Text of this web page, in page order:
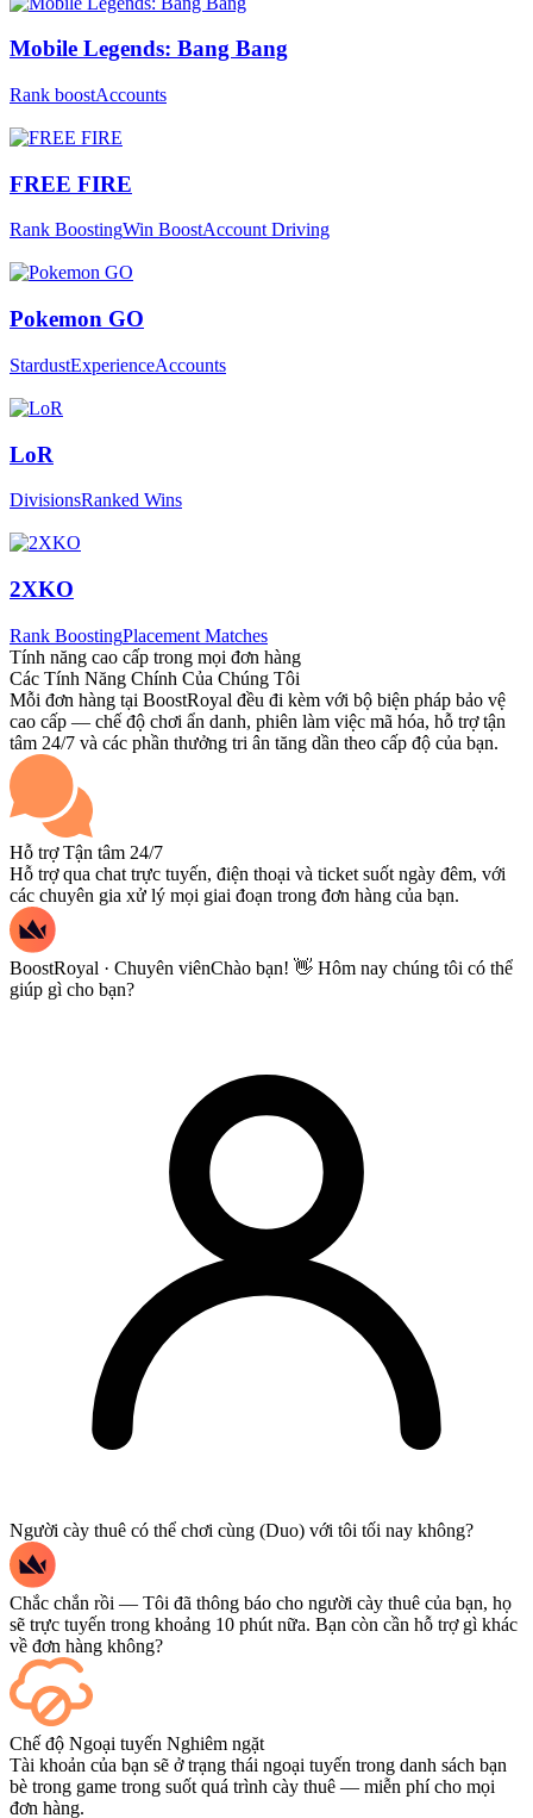
Mobile Legends: Bang Bang
Rank boostAccounts
FREE FIRE
Rank BoostingWin BoostAccount Driving
Pokemon GO
StardustExperienceAccounts
LoR
DivisionsRanked Wins
2XKO
Rank BoostingPlacement Matches
Tính năng cao cấp trong mọi đơn hàng
Các Tính Năng Chính Của Chúng Tôi
Mỗi đơn hàng tại BoostRoyal đều đi kèm với bộ biện pháp bảo vệ
cao cấp — chế độ chơi ẩn danh, phiên làm việc mã hóa, hỗ trợ tận
tâm 24/7 và các phần thưởng tri ân tăng dần theo cấp độ của bạn.
Hỗ trợ Tận tâm 24/7
Hỗ trợ qua chat trực tuyến, điện thoại và ticket suốt ngày đêm, với
các chuyên gia xử lý mọi giai đoạn trong đơn hàng của bạn.
BoostRoyal · Chuyên viênChào bạn! 👋 Hôm nay chúng tôi có thể
giúp gì cho bạn?
Người cày thuê có thể chơi cùng (Duo) với tôi tối nay không?
Chắc chắn rồi — Tôi đã thông báo cho người cày thuê của bạn, họ
sẽ trực tuyến trong khoảng 10 phút nữa. Bạn còn cần hỗ trợ gì khác
về đơn hàng không?
Có chứ — mọi trận đấu sẽ hiển thị trên bảng điều khiển của bạn
ngay khi kết thúc, và nếu bạn muốn xem trực tiếp các trận đấu, hãy
thêm tính năng Phát trực tuyến (Streaming) khi thanh toán.
Chế độ Ngoại tuyến Nghiêm ngặt
Tài khoản của bạn sẽ ở trạng thái ngoại tuyến trong danh sách bạn
bè trong game trong suốt quá trình cày thuê — miễn phí cho mọi
đơn hàng.